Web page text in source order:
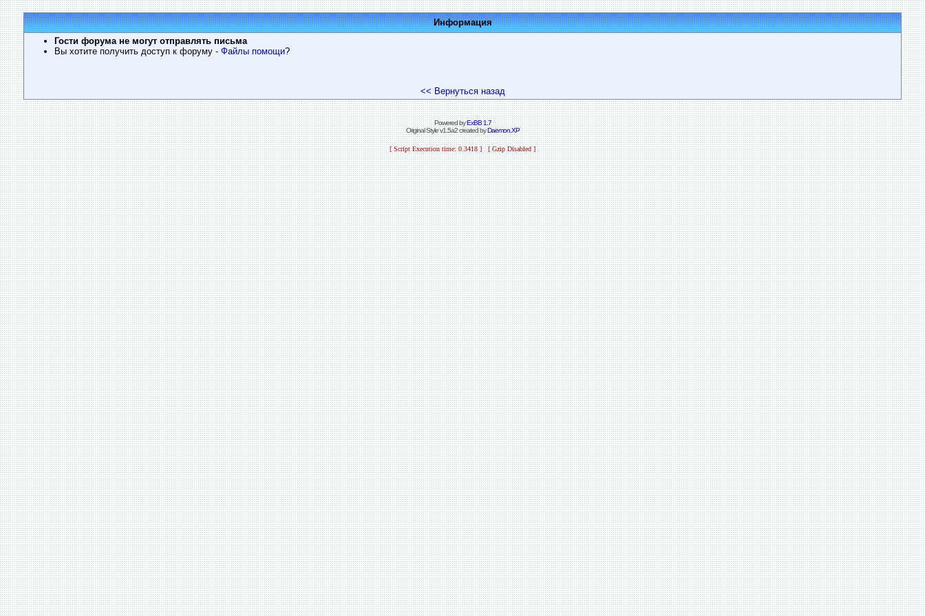
Информация
Гости форума не могут отправлять письма
Вы хотите получить доступ к форуму - Файлы помощи?
<< Вернуться назад
Powered byExBB 1.7
Original Style v1.5a2 created byDaemon.XP
[ Script Execution time: 0.3418 ] [ Gzip Disabled ]